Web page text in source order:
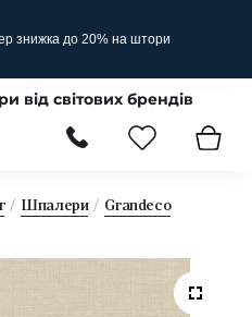
знижка до 20% на штори
від світових брендів
Шпалери
Grandeco